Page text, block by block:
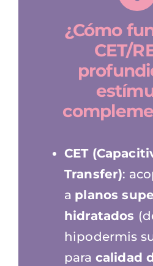
¿Cómo
CET/
CET
Transfer):
a planos
hidratados
hipodermis
para calidad